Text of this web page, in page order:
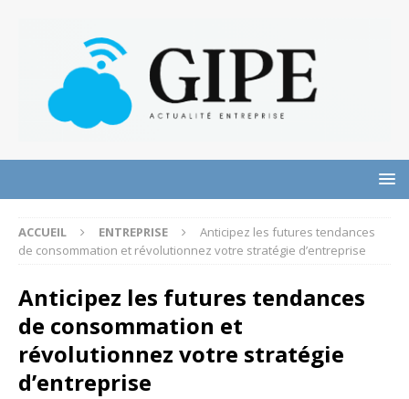
ACCUEIL ENTREPRISE
Anticipez les futures tendances
de consommation et révolutionnez votre stratégie d’entreprise
Anticipez les futures tendances
de consommation et
révolutionnez votre stratégie
d’entreprise